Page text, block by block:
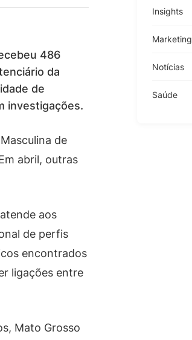
486
da
de
investigações.
de
abril, outras
aos
de perfis
encontrados
ligações entre
Mato Grosso
Insights
Marketing
Notícias
Saúde